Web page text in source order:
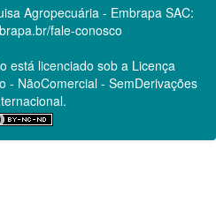
Agropecuária - Embrapa SAC:
fale-conosco
está licenciado sob a Licença
- NãoComercial - SemDerivações